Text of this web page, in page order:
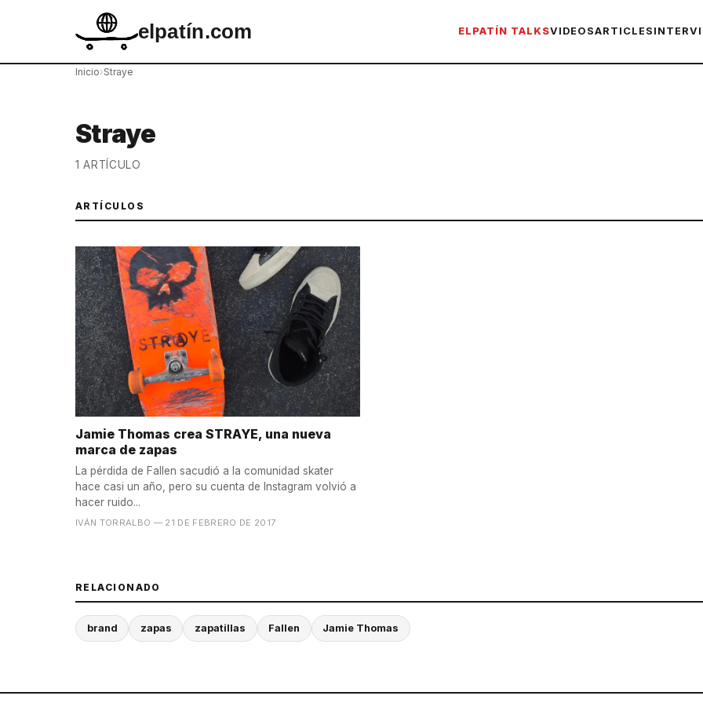
elpatín.com ELPATÍN TALKSVIDEOSARTICLES
Inicio›Straye
Straye
1 ARTÍCULO
ARTÍCULOS
Jamie Thomas crea STRAYE, una nueva
marca de zapas
La pérdida de Fallen sacudió a la comunidad skater
hace casi un año, pero su cuenta de Instagram volvió a
hacer ruido...
IVÁN TORRALBO — 21 DE FEBRERO DE 2017
RELACIONADO
brand zapas zapatillas Fallen Jamie Thomas